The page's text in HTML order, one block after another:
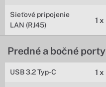
Sieťové pripojenie
LAN (RJ45)
1 x
Predné a bočné porty
USB 3.2 Typ-C 1 x